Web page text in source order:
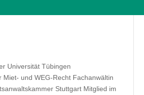
Universität Tübingen
und WEG-Recht Fachanwältin
Stuttgart Mitglied im